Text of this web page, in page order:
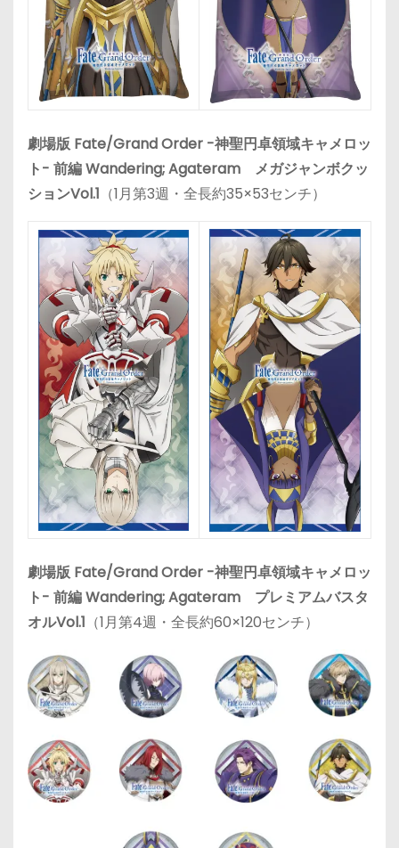
劇場版 Fate/Grand Order -神聖円卓領域キャメロッ
ト- 前編 Wandering; Agateram メガジャンボクッ
ションVol.1 （1月第3週・全長約35×53センチ）
劇場版 Fate/Grand Order -神聖円卓領域キャメロッ
ト- 前編 Wandering; Agateram プレミアムバスタ
オルVol.1 （1月第4週・全長約60×120センチ）